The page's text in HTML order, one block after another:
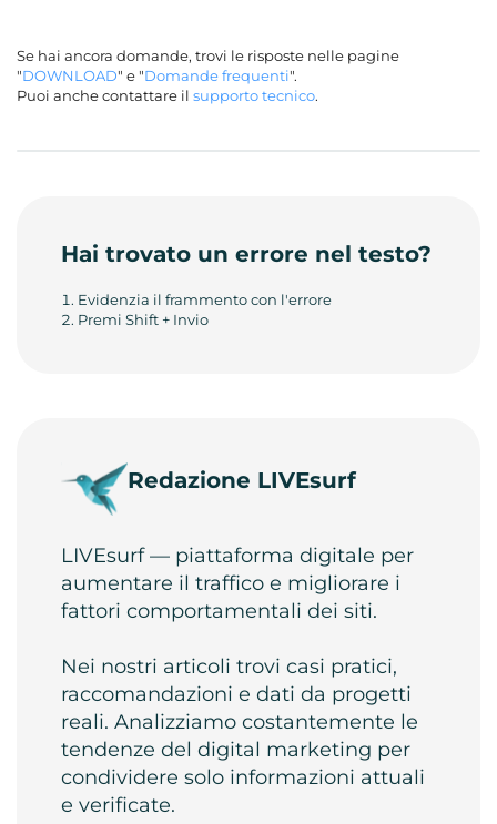
Se hai ancora domande, trovi le risposte nelle pagine
"DOWNLOAD" e "Domande frequenti".
Puoi anche contattare il supporto tecnico.
Hai trovato un errore nel testo?
Evidenzia il frammento con l'errore
Premi Shift + Invio
Redazione LIVEsurf
LIVEsurf — piattaforma digitale per
aumentare il traffico e migliorare i
fattori comportamentali dei siti.
Nei nostri articoli trovi casi pratici,
raccomandazioni e dati da progetti
reali. Analizziamo costantemente le
tendenze del digital marketing per
condividere solo informazioni attuali
e verificate.